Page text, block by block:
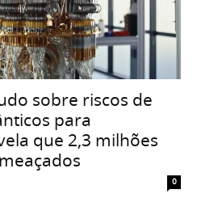
sobre riscos de
para
que 2,3 milhões
0